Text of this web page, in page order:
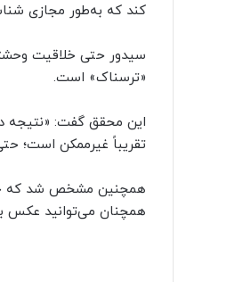
کند که به‌طور مجازی
سیدور حتی خلاقیت
«ترسناک» است.
تقریباً غیرممکن است؛
همچنین مشخص شد که
همچنان می‌توانید عکس